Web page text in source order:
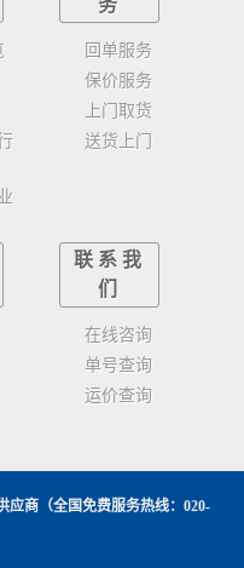
务
回单服务
保价服务
上门取货
送货上门
联系我
们
在线咨询
单号查询
运价查询
应商 （全国免费服务热线：020-